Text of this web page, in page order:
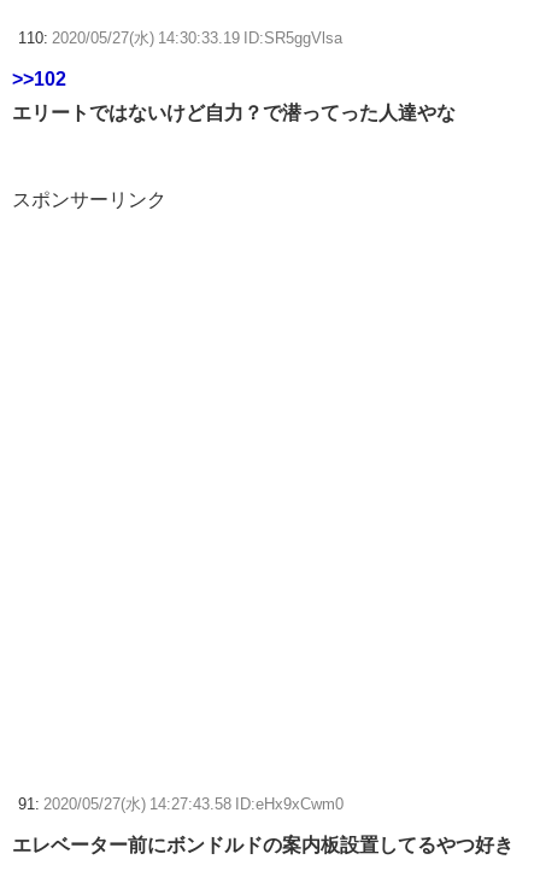
110: 2020/05/27(水) 14:30:33.19 ID:SR5ggVlsa
>>102
エリートではないけど自力？で潜ってった人達やな
スポンサーリンク
91: 2020/05/27(水) 14:27:43.58 ID:eHx9xCwm0
エレベーター前にボンドルドの案内板設置してるやつ好き